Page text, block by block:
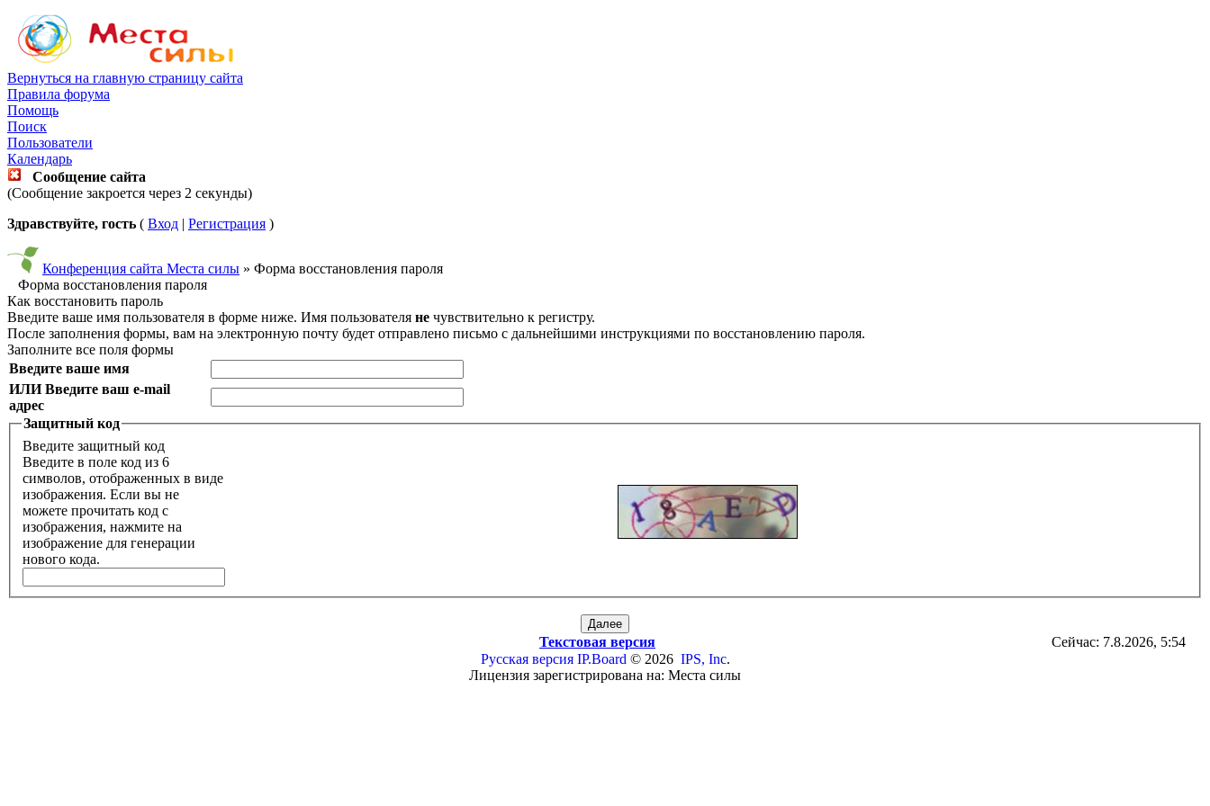
Вернуться на главную страницу сайта
Правила форума
Помощь
Поиск
Пользователи
Календарь
Сообщение сайта
(Сообщение закроется через 2 секунды)
Здравствуйте, гость ( Вход | Регистрация )
Конференция сайта Места силы » Форма восстановления пароля
Форма восстановления пароля
Как восстановить пароль
Введите ваше имя пользователя в форме ниже. Имя пользователя не чувствительно к регистру.
После заполнения формы, вам на электронную почту будет отправлено письмо с дальнейшими инструкциями по восстановлению пароля.
Заполните все поля формы
Введите ваше имя
ИЛИ Введите ваш e-mail
адрес
Защитный код
Введите защитный код
Введите в поле код из 6
символов, отображенных в виде
изображения. Если вы не
можете прочитать код с
изображения, нажмите на
изображение для генерации
нового кода.
Текстовая версия
Сейчас: 7.8.2026, 5:54
Русская версия IP.Board © 2026 IPS, Inc.
Лицензия зарегистрирована на: Места силы